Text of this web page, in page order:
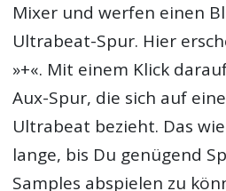
Mixer und werfen einen
Ultrabeat-Spur. Hier
»+«. Mit einem Klick
Aux-Spur, die sich auf
Ultrabeat bezieht. Das
lange, bis Du genügend
Samples abspielen zu